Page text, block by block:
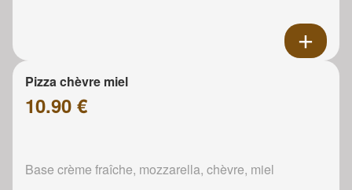
Pizza chèvre miel
10.90 €
Base crème fraîche, mozzarella, chèvre, miel